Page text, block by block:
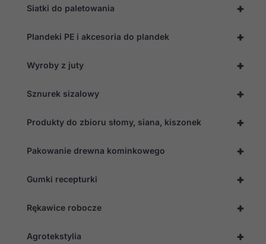
+
Siatki do paletowania
+
Plandeki PE i akcesoria do plandek
+
Wyroby z juty
+
Sznurek sizalowy
+
Produkty do zbioru słomy, siana, kiszonek
+
Pakowanie drewna kominkowego
+
Gumki recepturki
+
Rękawice robocze
+
Agrotekstylia